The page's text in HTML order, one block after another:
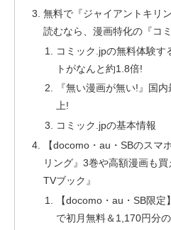
無料で『ジャイアントキリ
読むなら、漫画特化の『コミ
コミック.jpの無料体験す
トがなんと約1.8倍!
『無い漫画が無い!』国
上!
コミック.jpの基本情報
【docomo・au・SBのスマ
リング』3巻や高額漫画も
TVブック』
【docomo・au・SB限
で初月無料＆1,170円分